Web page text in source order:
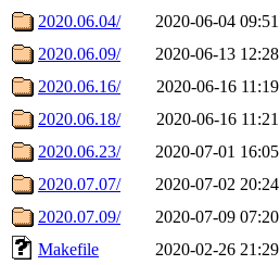
2020.06.04/
2020-06-04 09:51
2020.06.09/
2020-06-13 12:28
2020.06.16/
2020-06-16 11:19
2020.06.18/
2020-06-16 11:21
2020.06.23/
2020-07-01 16:05
2020.07.07/
2020-07-02 20:24
2020.07.09/
2020-07-09 07:20
Makefile
2020-02-26 21:29